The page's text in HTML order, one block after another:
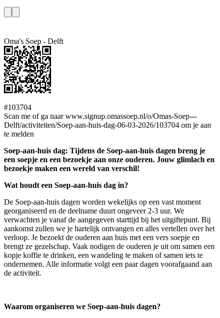
Oma's Soep - Delft
#103704
Scan me of ga naar www.signup.omassoep.nl/o/Omas-Soep---
Delft/activiteiten/Soep-aan-huis-dag-06-03-2026/103704 om je aan
te melden
Soep-aan-huis dag: Tijdens de Soep-aan-huis dagen breng je
een soepje en een bezoekje aan onze ouderen. Jouw glimlach en
bezoekje maken een wereld van verschil!
Wat houdt een Soep-aan-huis dag in?
De Soep-aan-huis dagen worden wekelijks op een vast moment
georganiseerd en de deelname duurt ongeveer 2-3 uur. We
verwachten je vanaf de aangegeven starttijd bij het uitgiftepunt. Bij
aankomst zullen we je hartelijk ontvangen en alles vertellen over het
verloop. Je bezoekt de ouderen aan huis met een vers soepje en
brengt ze gezelschap. Vaak nodigen de ouderen je uit om samen een
kopje koffie te drinken, een wandeling te maken of samen iets te
ondernemen. Alle informatie volgt een paar dagen voorafgaand aan
de activiteit.
Waarom organiseren we Soep-aan-huis dagen?